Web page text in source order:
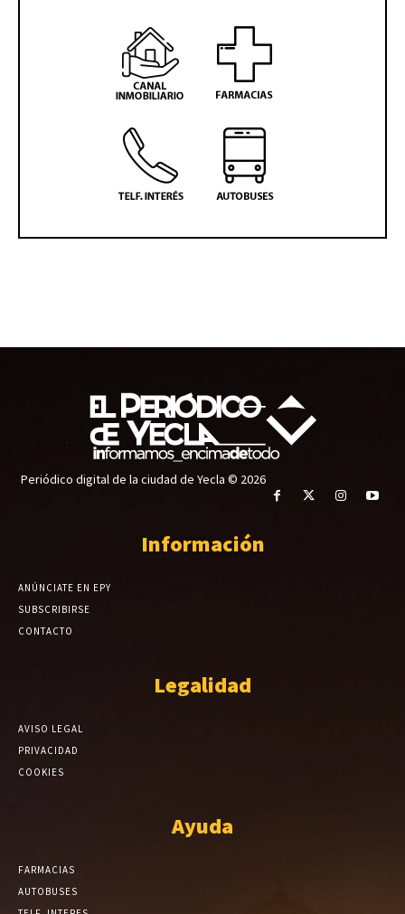
Periódico digital de la ciudad de Yecla © 2026
Información
ANÚNCIATE EN EPY
SUBSCRIBIRSE
CONTACTO
Legalidad
AVISO LEGAL
PRIVACIDAD
COOKIES
Ayuda
FARMACIAS
AUTOBUSES